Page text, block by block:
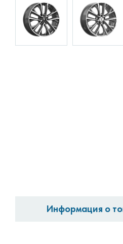
Информация о